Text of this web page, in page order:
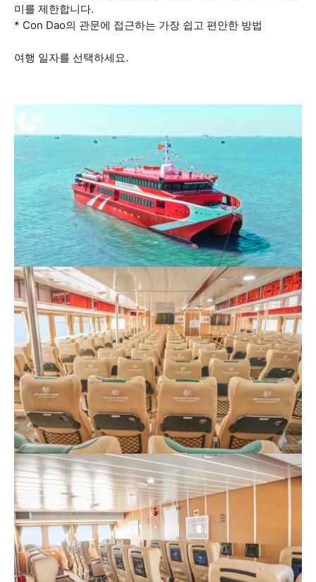
미를 제한합니다.
* Con Dao의 관문에 접근하는 가장 쉽고 편안한 방법
여행 일자를 선택하세요.